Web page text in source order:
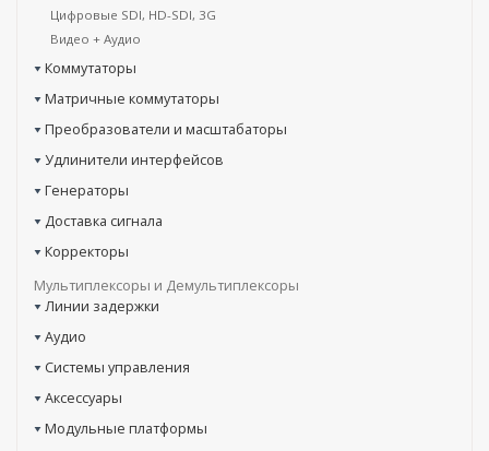
Цифровые SDI, HD-SDI, 3G
Видео + Аудио
Коммутаторы
Матричные коммутаторы
Преобразователи и масштабаторы
Удлинители интерфейсов
Генераторы
Доставка сигнала
Корректоры
Мультиплексоры и Демультиплексоры
Линии задержки
Аудио
Системы управления
Аксессуары
Модульные платформы